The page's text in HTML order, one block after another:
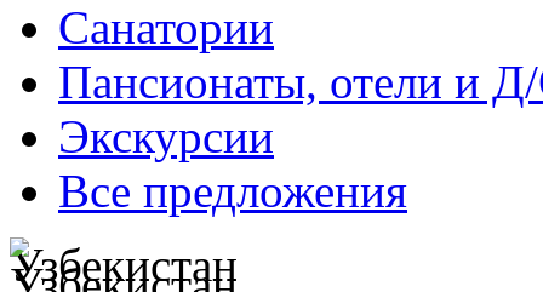
Санатории
Пансионаты, отели и
Экскурсии
Все предложения
Узбекистан